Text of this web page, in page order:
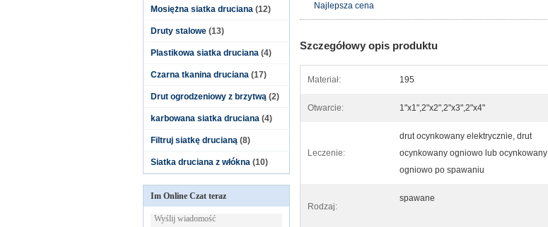
Mosiężna siatka druciana (12)
Druty stalowe (13)
Plastikowa siatka druciana (4)
Czarna tkanina druciana (17)
Drut ogrodzeniowy z brzytwą (2)
karbowana siatka druciana (4)
Filtruj siatkę drucianą (8)
Siatka druciana z włókna (10)
Im Online Czat teraz
Najlepsza cena
Szczegółowy opis produktu
Materiał: 195
Otwarcie: 1"x1",2"x2",2"x3",2"x4"
Leczenie:
drut ocynkowany elektrycznie, drut
ocynkowany ogniowo lub ocynkowany
ogniowo po spawaniu
Rodzaj:
spawane